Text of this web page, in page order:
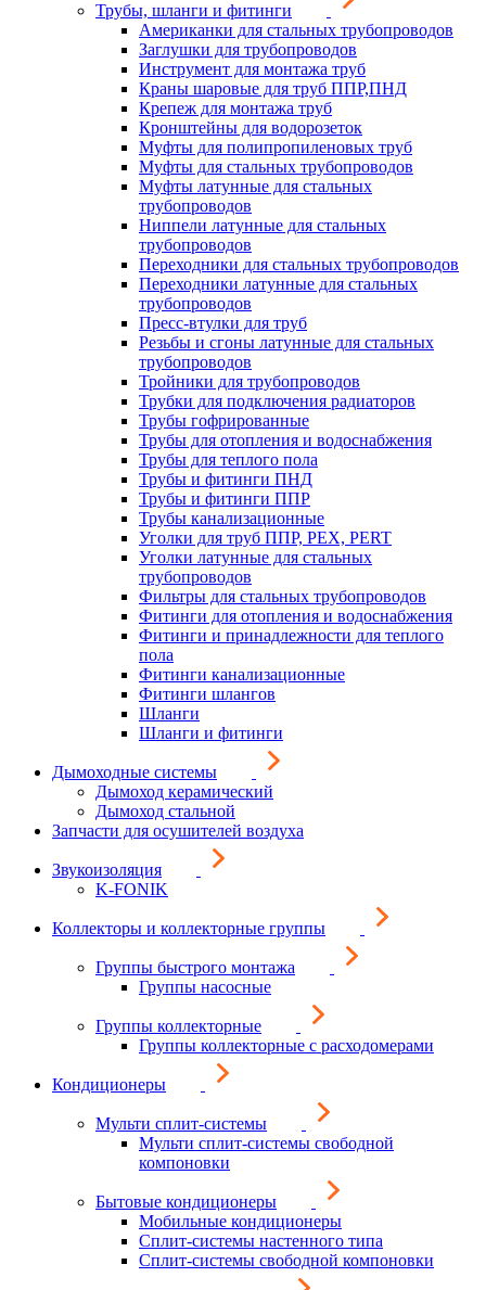
Трубы, шланги и фитинги
Американки для стальных трубопроводов
Заглушки для трубопроводов
Инструмент для монтажа труб
Краны шаровые для труб ППР,ПНД
Крепеж для монтажа труб
Кронштейны для водорозеток
Муфты для полипропиленовых труб
Муфты для стальных трубопроводов
Муфты латунные для стальных
трубопроводов
Ниппели латунные для стальных
трубопроводов
Переходники для стальных трубопроводов
Переходники латунные для стальных
трубопроводов
Пресс-втулки для труб
Резьбы и сгоны латунные для стальных
трубопроводов
Тройники для трубопроводов
Трубки для подключения радиаторов
Трубы гофрированные
Трубы для отопления и водоснабжения
Трубы для теплого пола
Трубы и фитинги ПНД
Трубы и фитинги ППР
Трубы канализационные
Уголки для труб ППР, PEX, PERT
Уголки латунные для стальных
трубопроводов
Фильтры для стальных трубопроводов
Фитинги для отопления и водоснабжения
Фитинги и принадлежности для теплого
пола
Фитинги канализационные
Фитинги шлангов
Шланги
Шланги и фитинги
Дымоходные системы
Дымоход керамический
Дымоход стальной
Запчасти для осушителей воздуха
Звукоизоляция
K-FONIK
Коллекторы и коллекторные группы
Группы быстрого монтажа
Группы насосные
Группы коллекторные
Группы коллекторные с расходомерами
Кондиционеры
Мульти сплит-системы
Мульти сплит-системы свободной
компоновки
Бытовые кондиционеры
Мобильные кондиционеры
Сплит-системы настенного типа
Сплит-системы свободной компоновки